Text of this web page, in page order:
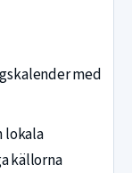
med
lokala
källorna